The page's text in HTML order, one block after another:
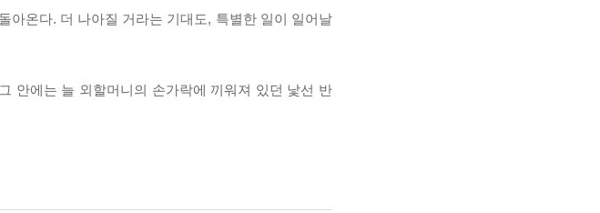
아온다. 더 나아질 거라는 기대도, 특별한 일이 일어날
안에는 늘 외할머니의 손가락에 끼워져 있던 낯선 반